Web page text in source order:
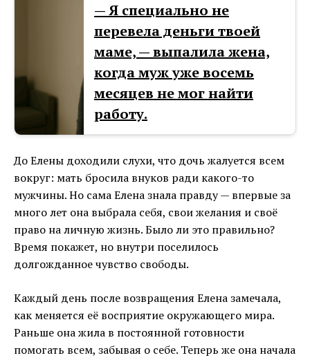
— Я специально не
перевела деньги твоей
маме, — выпалила жена,
когда муж уже восемь
месяцев не мог найти
работу.
До Елены доходили слухи, что дочь жалуется всем
вокруг: мать бросила внуков ради какого-то
мужчины. Но сама Елена знала правду — впервые за
много лет она выбрала себя, свои желания и своё
право на личную жизнь. Было ли это правильно?
Время покажет, но внутри поселилось
долгожданное чувство свободы.
Каждый день после возвращения Елена замечала,
как меняется её восприятие окружающего мира.
Раньше она жила в постоянной готовности
помогать всем, забывая о себе. Теперь же она начала